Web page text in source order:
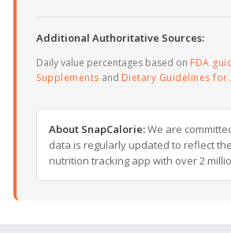
Additional Authoritative Sources:
Daily value percentages based on FDA
Supplements and Dietary Guidelines for
About SnapCalorie:We are
data is regularly updated to reflect
nutrition tracking app with over 2